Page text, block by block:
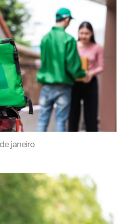
janeiro